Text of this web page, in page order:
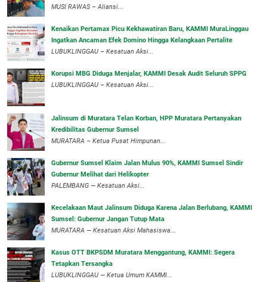
MUSI RAWAS – Aliansi...
‎Kenaikan Pertamax Picu Kekhawatiran Baru, KAMMI MuraLinggau
Ingatkan Ancaman Efek Domino Hingga Kelangkaan Pertalite
‎LUBUKLINGGAU – Kesatuan Aksi...
Korupsi MBG Diduga Menjalar, KAMMI Desak Audit Seluruh SPPG
‎LUBUKLINGGAU – Kesatuan Aksi...
‎Jalinsum di Muratara Telan Korban, HPP Muratara Pertanyakan
Kredibilitas Gubernur Sumsel
MURATARA – Ketua Pusat Himpunan...
‎Gubernur Sumsel Klaim Jalan Mulus 90%, KAMMI Sumsel Sindir
Gubernur Melihat dari Helikopter
‎PALEMBANG — Kesatuan Aksi...
‎Kecelakaan Maut Jalinsum Diduga Karena Jalan Berlubang, KAMMI
Sumsel: Gubernur Jangan Tutup Mata
‎MURATARA — Kesatuan Aksi Mahasiswa...
‎Kasus OTT BKPSDM Muratara Menggantung, KAMMI: Segera
Tetapkan Tersangka
‎LUBUKLINGGAU — Ketua Umum KAMMI...